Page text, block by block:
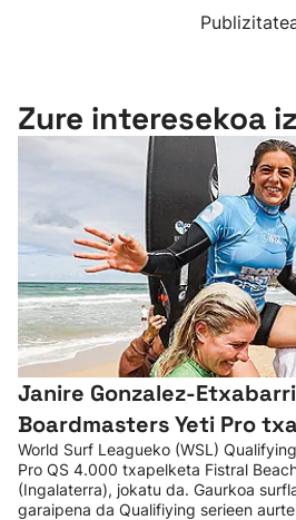
Zure interesekoa
Janire Gonzalez-
Boardmasters Yeti Pro
World Surf Leagueko (WSL)
Pro QS 4.000 txapelketa Fistral
(Ingalaterra), jokatu da. Gaurkoa
garaipena da Qualifiying serieen